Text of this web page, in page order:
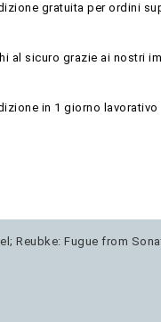
gratuita per ordini
al sicuro grazie ai nostri
in 1 giorno lavorativo
Reubke: Fugue from